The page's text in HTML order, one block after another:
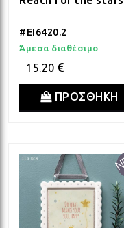
#EI6420.2
Άμεσα διαθέσιμο
15.20
ΠΡΟΣΘΗΚΗ